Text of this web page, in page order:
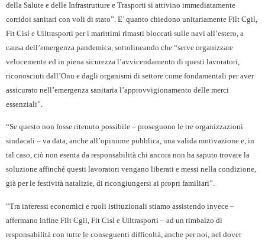
della Salute e delle Infrastrutture e Trasporti si attivino immediatamente
corridoi sanitari con voli di stato”. E’ quanto chiedono unitariamente Filt Cgil,
Fit Cisl e Uiltrasporti per i marittimi rimasti bloccati sulle navi all’estero, a
causa dell’emergenza pandemica, sottolineando che “serve organizzare
velocemente ed in piena sicurezza l’avvicendamento di questi lavoratori,
riconosciuti dall’Onu e dagli organismi di settore come fondamentali per aver
assicurato nell’emergenza sanitaria l’approvvigionamento delle merci
essenziali”.
“Se questo non fosse ritenuto possibile – proseguono le tre organizzazioni
sindacali – va data, anche all’opinione pubblica, una valida motivazione e, in
tal caso, ciò non esenta da responsabilità chi ancora non ha saputo trovare la
soluzione affinché questi lavoratori vengano liberati e messi nella condizione,
già per le festività natalizie, di ricongiungersi ai propri familiari”.
“Tra interessi economici e ruoli istituzionali stiamo assistendo invece –
affermano infine Filt Cgil, Fit Cisl e Uiltrasporti – ad un rimbalzo di
responsabilità con tutte le conseguenti difficoltà, anche per noi, nel dover